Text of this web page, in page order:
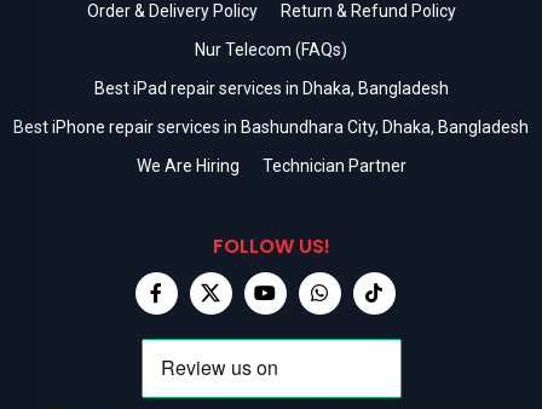
Order & Delivery Policy
Return & Refund Policy
Nur Telecom (FAQs)
Best iPad repair services in Dhaka, Bangladesh
Best iPhone repair services in Bashundhara City, Dhaka, Bangladesh
We Are Hiring
Technician Partner
FOLLOW US!